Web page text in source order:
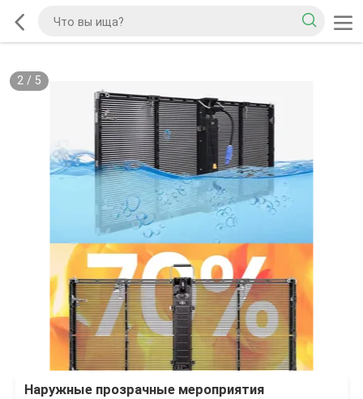
2/ 5
Наружные прозрачные мероприятия